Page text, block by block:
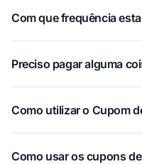
Com que frequência
Preciso pagar alguma
Como utilizar o Cupom
Como usar os cupons